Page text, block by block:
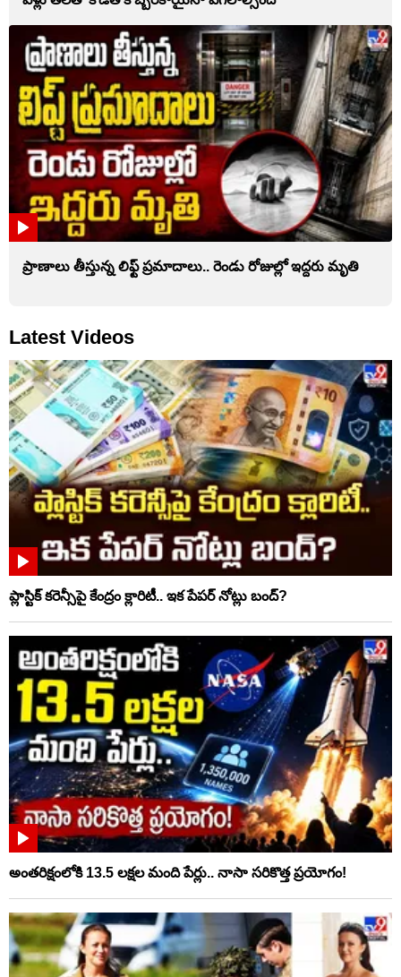
ప్రాణాలు తీస్తున్న లిఫ్ట్‌ ప్రమాదాలు.. రెండు రోజుల్లో ఇద్దరు మృతి
Latest Videos
ప్లాస్టిక్‌ కరెన్సీపై కేంద్రం క్లారిటీ.. ఇక పేపర్‌ నోట్లు బంద్‌?
అంతరిక్షంలోకి 13.5 లక్షల మంది పేర్లు.. నాసా సరికొత్త ప్రయోగం!